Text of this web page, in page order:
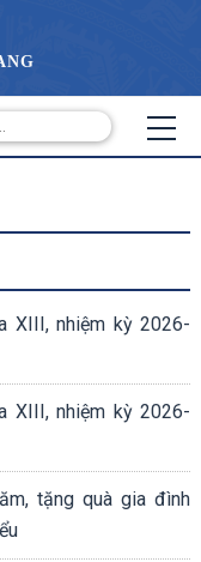
XIII, nhiệm kỳ 2026-
XIII, nhiệm kỳ 2026-
tặng quà gia đình